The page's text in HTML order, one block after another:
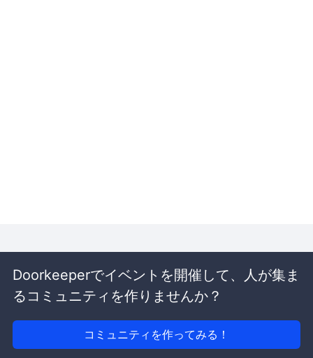
Doorkeeperでイベントを開催して、人が集ま
るコミュニティを作りませんか？
コミュニティを作ってみる！